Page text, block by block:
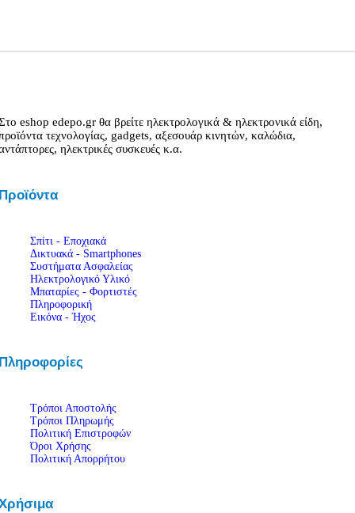
eshop edepo.gr θα βρείτε ηλεκτρολογικά & ηλεκτρονικά είδη,
τεχνολογίας, gadgets, αξεσουάρ κινητών, καλώδια,
ηλεκτρικές συσκευές κ.α.
Σπίτι - Εποχιακά
Δικτυακά - Smartphones
Συστήματα Ασφαλείας
Ηλεκτρολογικό Υλικό
Μπαταρίες - Φορτιστές
Πληροφορική
Εικόνα - Ήχος
Τρόποι Αποστολής
Τρόποι Πληρωμής
Πολιτική Επιστροφών
Όροι Χρήσης
Πολιτική Απορρήτου